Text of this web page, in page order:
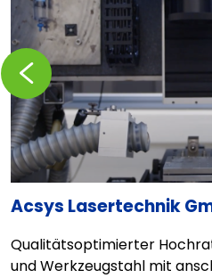
Acsys Lasertechnik
Qualitätsoptimierter
und Werkzeugstahl mit
Zurückblättern